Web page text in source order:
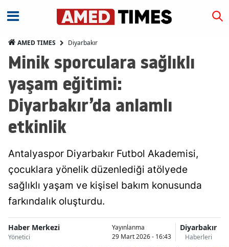
AMED TIMES Diyarbakır
Minik sporculara sağlıklı
yaşam eğitimi:
Diyarbakır’da anlamlı
etkinlik
Antalyaspor Diyarbakır Futbol Akademisi,
çocuklara yönelik düzenlediği atölyede
sağlıklı yaşam ve kişisel bakım konusunda
farkındalık oluşturdu.
Haber Merkezi
Yönetici
Yayınlanma
29 Mart 2026 - 16:43
Diyarbakır
Haberleri